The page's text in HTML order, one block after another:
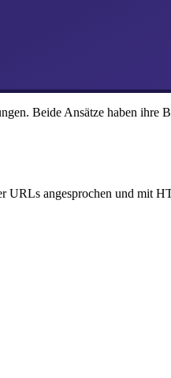
Beide Ansätze haben ihre
URLs angesprochen und mit